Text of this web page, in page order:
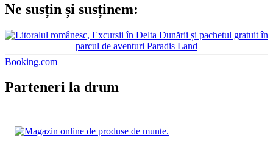
Ne susțin și susținem:
Booking.com
Parteneri la drum